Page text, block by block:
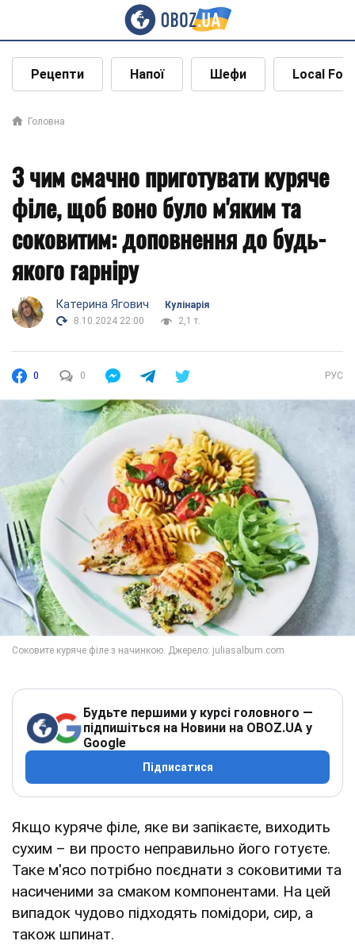
Рецепти Напої Шефи Local
Головна
З чим смачно приготувати куряче
філе, щоб воно було м'яким та
соковитим: доповнення до будь-
якого гарніру
Катерина Ягович
Кулінарія
8.10.2024 22:00
2,1 т.
0 0 РУС
Будьте першими у курсі головного —
підпишіться на Новини на OBOZ.UA у
Google
Підписатися
Якщо куряче філе, яке ви запікаєте, виходить
сухим – ви просто неправильно його готуєте.
Таке м'ясо потрібно поєднати з соковитими та
насиченими за смаком компонентами. На цей
випадок чудово підходять помідори, сир, а
також шпинат.